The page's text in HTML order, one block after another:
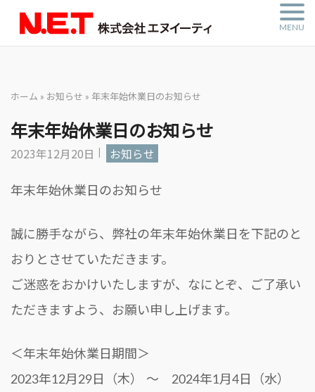
Skip
MENU
ホーム » お知らせ » 年末年始休業日のお知らせ
年末年始休業日のお知らせ
2023年12月20日 お知らせ
年末年始休業日のお知らせ
誠に勝手ながら、弊社の年末年始休業日を下記のと
おりとさせていただきます。
ご迷惑をおかけいたしますが、なにとぞ、ご了承い
ただきますよう、お願い申し上げます。
＜年末年始休業日期間＞
2023年12月29日（木） ～ 2024年1月4日（水）